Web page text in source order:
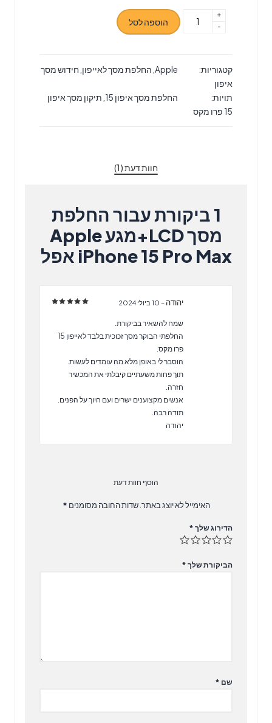
LCD+מגע
iPhone
15
-
+
הוספה לסל
קטגוריות: Apple החלפת מסך לאייפון חידוש מסך
איפון
תויות:
החלפת מסך איפון 15
תיקון מסך איפון
15 פרו מקס
חוות דעת (1)
1 ביקורת עבור
החלפת
מסך LCD+מגע Apple
iPhone 15 Pro Max אפל
יהודה – 10 ביולי 2024
שמח להשאיר בביקורת.
החלפתי הבוקר מסך זכוכית בלבד לאייפון 15
פרו מקס.
הוסבר לי באופן מלא מה עומדים לעשות.
תוך פחות משעתיים קיבלתי את המכשיר
חזרה.
אנשים מקצוענים ישרים ועם חיוך על הפנים.
תודה רבה.
יהודה
הוסף חוות דעת
האימייל לא יוצג באתר. שדות החובה מסומנים *
הדירוג שלך *
הביקורת שלך *
שם *